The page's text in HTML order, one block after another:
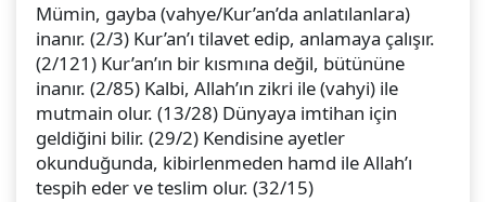
Mümin, gayba (vahye/Kur’an’da anlatılanlara)
inanır. (2/3) Kur’an’ı tilavet edip, anlamaya çalışır.
(2/121) Kur’an’ın bir kısmına değil, bütününe
inanır. (2/85) Kalbi, Allah’ın zikri ile (vahyi) ile
mutmain olur. (13/28) Dünyaya imtihan için
geldiğini bilir. (29/2) Kendisine ayetler
okunduğunda, kibirlenmeden hamd ile Allah’ı
tespih eder ve teslim olur. (32/15)